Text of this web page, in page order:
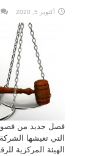
أكتوبر 5, 2020
فصل جديد من فصول
التي تعيشها
الهيئة المركزية